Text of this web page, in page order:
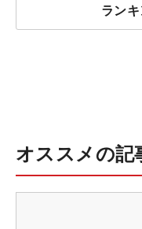
ラン
オススメの記